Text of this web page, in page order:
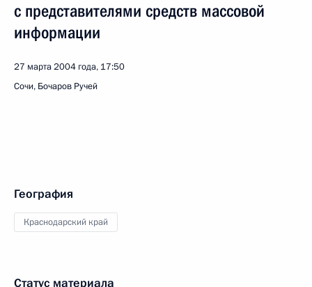
с представителями средств массовой
информации
27 марта 2004 года, 17:50
Сочи, Бочаров Ручей
География
Краснодарский край
Статус материала